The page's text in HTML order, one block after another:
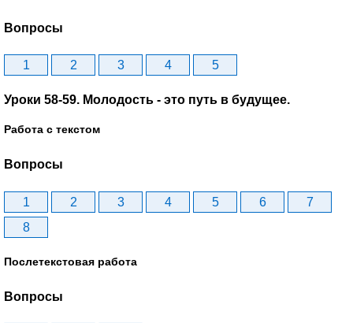
Вопросы
1 2 3 4 5
Уроки 58-59. Молодость - это путь в будущее.
Работа с текстом
Вопросы
1 2 3 4 5 6
7
8
Послетекстовая работа
Вопросы